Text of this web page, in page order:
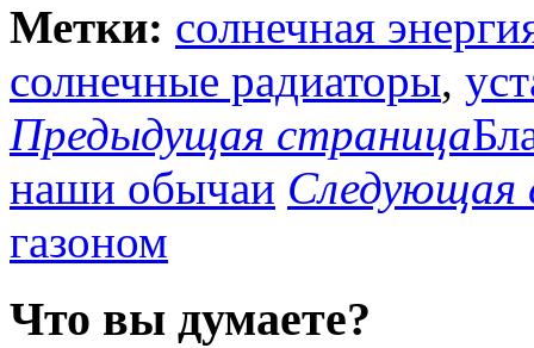
Метки: солнечная
солнечные радиаторы,
Предыдущая страница
наши обычаи Следующая
газоном
Что вы думаете?